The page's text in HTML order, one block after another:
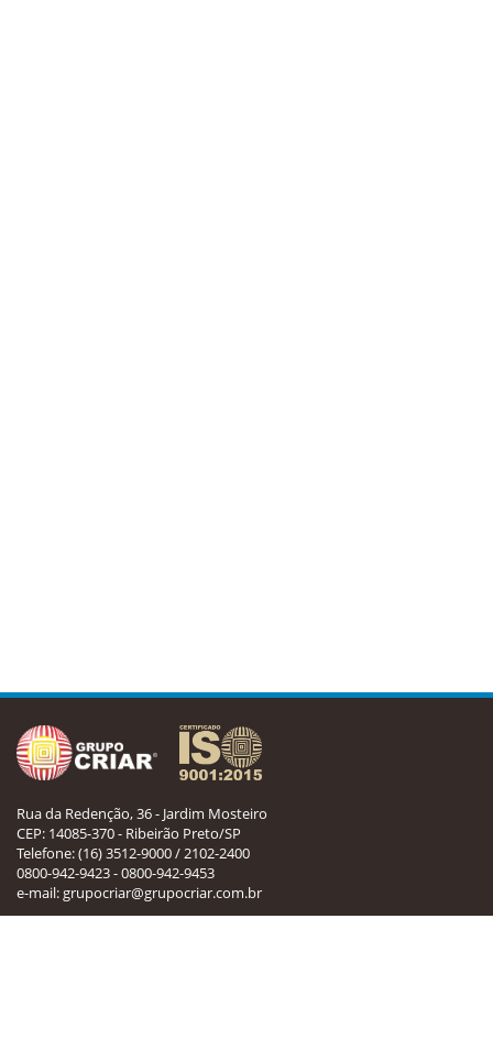
Rua da Redenção, 36 - Jardim Mosteiro
CEP: 14085-370 - Ribeirão Preto/SP
Telefone:(16) 3512-9000/2102-2400
0800-942-9423 - 0800-942-9453
e-mail:grupocriar@grupocriar.com.br